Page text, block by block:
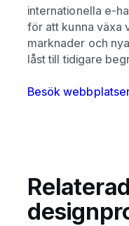
internationella e-
för att kunna växa
marknader och
låst till tidigare
Besök